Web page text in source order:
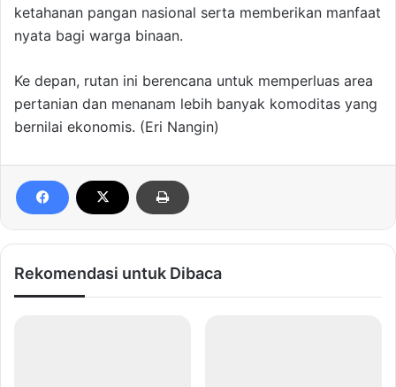
ketahanan pangan nasional serta memberikan manfaat
nyata bagi warga binaan.
Ke depan, rutan ini berencana untuk memperluas area
pertanian dan menanam lebih banyak komoditas yang
bernilai ekonomis. (Eri Nangin)
Rekomendasi untuk Dibaca